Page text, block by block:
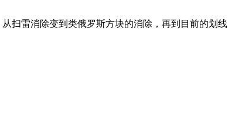
扫雷消除变到类俄罗斯方块的消除，再到目前的划线